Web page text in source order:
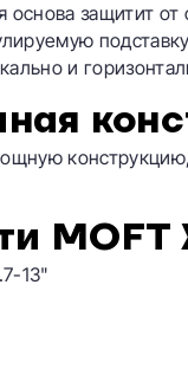
основа защитит
и
13"